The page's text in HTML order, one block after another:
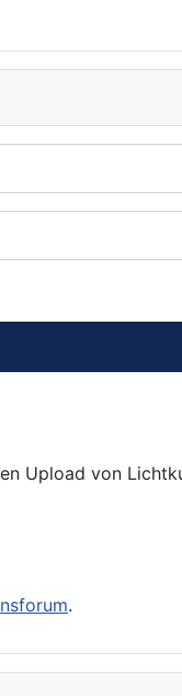
Upload von
.